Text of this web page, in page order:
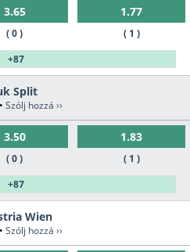
3.65
( 0 )
1.77
( 1 )
+87
Split
Szólj hozzá ››
3.50
( 0 )
1.83
( 1 )
+87
Wien
Szólj hozzá ››